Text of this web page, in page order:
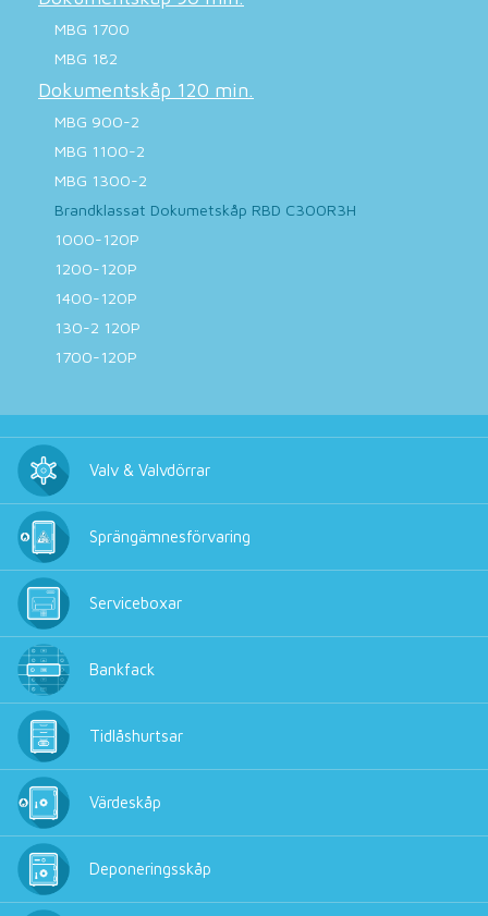
MBG 1700
MBG 182
Dokumentskåp 120 min.
MBG 900-2
MBG 1100-2
MBG 1300-2
Brandklassat Dokumetskåp RBD C300R3H
1000-120P
1200-120P
1400-120P
130-2 120P
1700-120P
Valv & Valvdörrar
Sprängämnesförvaring
Serviceboxar
Bankfack
Tidlåshurtsar
Värdeskåp
Deponeringsskåp